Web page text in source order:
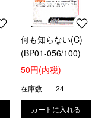
何も知らない(C)
(BP01-056/100)
50円(内税)
在庫数 24